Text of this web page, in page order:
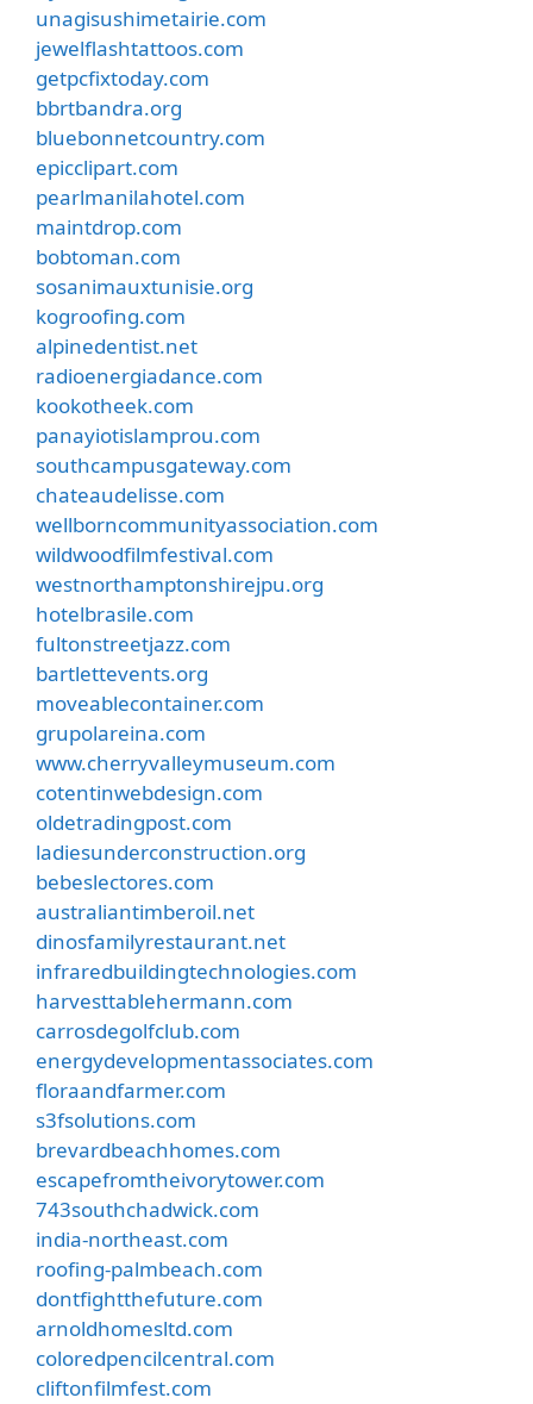
unagisushimetairie.com
jewelflashtattoos.com
getpcfixtoday.com
bbrtbandra.org
bluebonnetcountry.com
epicclipart.com
pearlmanilahotel.com
maintdrop.com
bobtoman.com
sosanimauxtunisie.org
kogroofing.com
alpinedentist.net
radioenergiadance.com
kookotheek.com
panayiotislamprou.com
southcampusgateway.com
chateaudelisse.com
wellborncommunityassociation.com
wildwoodfilmfestival.com
westnorthamptonshirejpu.org
hotelbrasile.com
fultonstreetjazz.com
bartlettevents.org
moveablecontainer.com
grupolareina.com
www.cherryvalleymuseum.com
cotentinwebdesign.com
oldetradingpost.com
ladiesunderconstruction.org
bebeslectores.com
australiantimberoil.net
dinosfamilyrestaurant.net
infraredbuildingtechnologies.com
harvesttablehermann.com
carrosdegolfclub.com
energydevelopmentassociates.com
floraandfarmer.com
s3fsolutions.com
brevardbeachhomes.com
escapefromtheivorytower.com
743southchadwick.com
india-northeast.com
roofing-palmbeach.com
dontfightthefuture.com
arnoldhomesltd.com
coloredpencilcentral.com
cliftonfilmfest.com